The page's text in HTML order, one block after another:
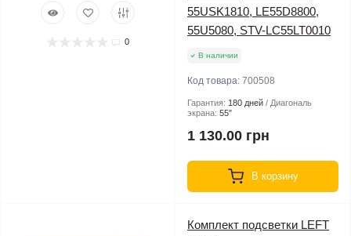
0
55USK1810, LE55D8800,
55U5080, STV-LC55LT0010
В наличии
Код товара: 700508
Гарантия: 180 дней
Диагональ
экрана: 55″
1 130.00 грн
В корзину
Комплект подсветки LEFT